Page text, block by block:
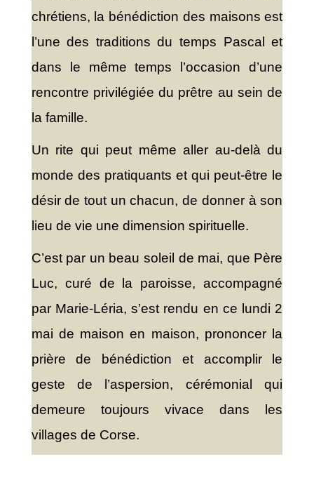
chrétiens, la bénédiction des maisons est
l’une des traditions du temps Pascal et
dans le même temps l’occasion d’une
rencontre privilégiée du prêtre au sein de
la famille.
Un rite qui peut même aller au-delà du
monde des pratiquants et qui peut-être le
désir de tout un chacun, de donner à son
lieu de vie une dimension spirituelle.
C’est par un beau soleil de mai, que Père
Luc, curé de la paroisse, accompagné
par Marie-Léria, s’est rendu en ce lundi 2
mai de maison en maison, prononcer la
prière de bénédiction et accomplir le
geste de l’aspersion, cérémonial qui
demeure toujours vivace dans les
villages de Corse.